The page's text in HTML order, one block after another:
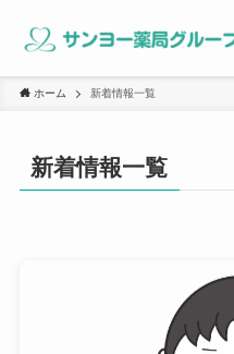
ホーム 新着情報一覧
新着情報一覧